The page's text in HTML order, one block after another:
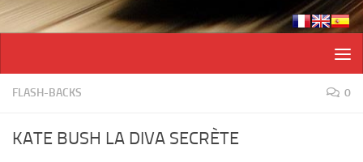
FLASH-BACKS 0
KATE BUSH LA DIVA SECRÈTE